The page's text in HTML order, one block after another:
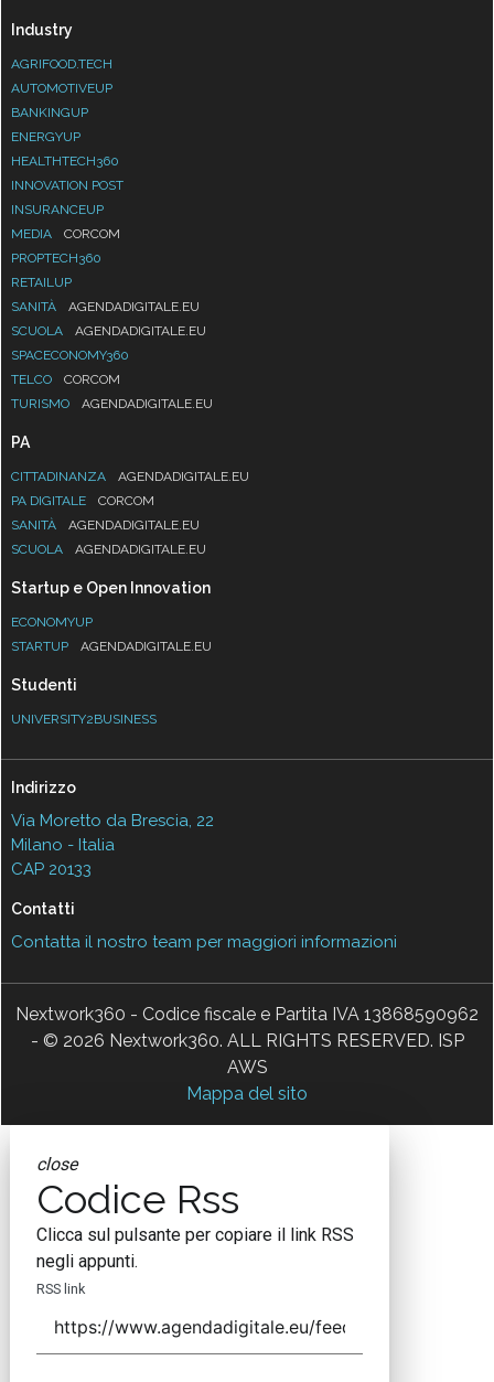
Industry
AGRIFOOD.TECH
AUTOMOTIVEUP
BANKINGUP
ENERGYUP
HEALTHTECH360
INNOVATION POST
INSURANCEUP
MEDIA
CORCOM
PROPTECH360
RETAILUP
SANITÀ
AGENDADIGITALE.EU
SCUOLA
AGENDADIGITALE.EU
SPACECONOMY360
TELCO
CORCOM
TURISMO
AGENDADIGITALE.EU
PA
CITTADINANZA
AGENDADIGITALE.EU
PA DIGITALE
CORCOM
SANITÀ
AGENDADIGITALE.EU
SCUOLA
AGENDADIGITALE.EU
Startup e Open Innovation
ECONOMYUP
STARTUP
AGENDADIGITALE.EU
Studenti
UNIVERSITY2BUSINESS
Indirizzo
Via Moretto da Brescia, 22
Milano - Italia
CAP 20133
Contatti
Contatta il nostro team per maggiori informazioni
Nextwork360 - Codice fiscale e Partita IVA 13868590962
- © 2026 Nextwork360. ALL RIGHTS RESERVED. ISP
AWS
Mappa del sito
close
Codice Rss
Clicca sul pulsante per copiare il link RSS
negli appunti.
RSS link